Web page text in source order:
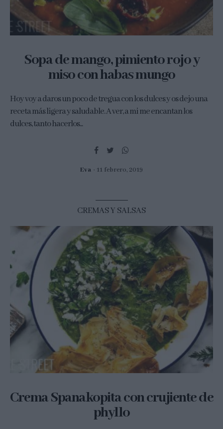
Sopa de mango, pimiento rojo y
miso con habas mungo
Hoy voy a daros un poco de tregua con los dulces y os dejo una
receta más ligera y saludable. A ver, a mi me encantan los
dulces, tanto hacerlos...
Eva 11 febrero, 2019
CREMAS Y SALSAS
Crema Spanakopita con crujiente de
phyllo